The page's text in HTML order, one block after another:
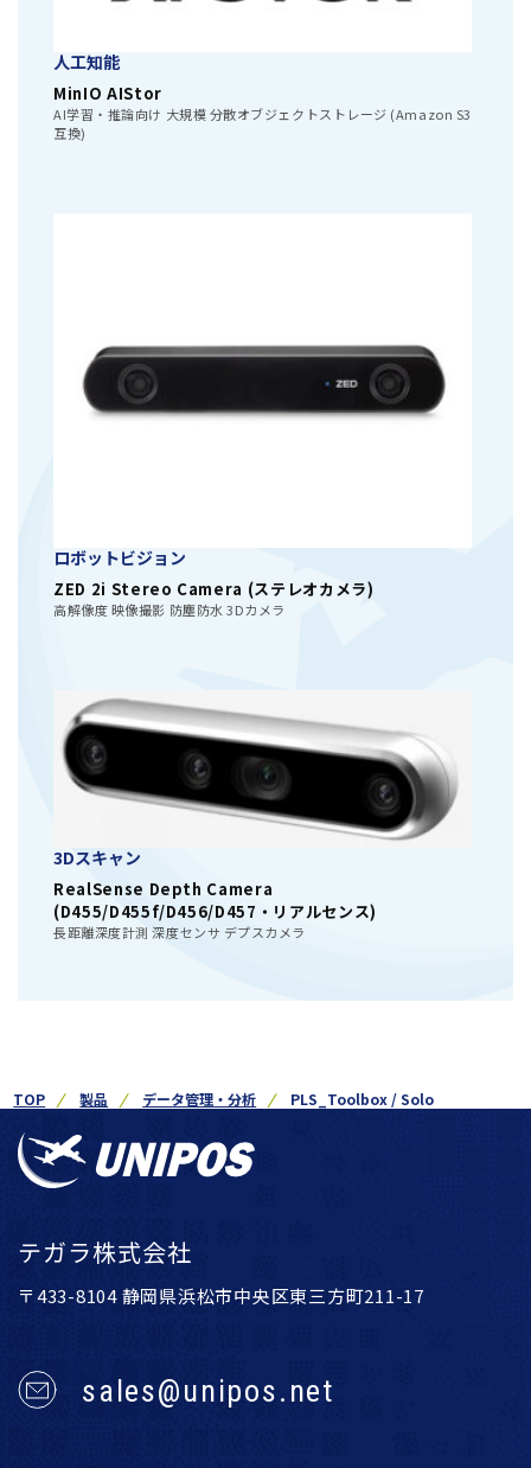
人工知能
MinIO AIStor
AI学習・推論向け 大規模 分散オブジェクトストレージ (Amazon S3
互換)
ロボットビジョン
ZED 2i Stereo Camera (ステレオカメラ)
高解像度 映像撮影 防塵防水 3Dカメラ
3Dスキャン
RealSense Depth Camera
(D455/D455f/D456/D457・リアルセンス)
長距離深度計測 深度センサ デプスカメラ
TOP 製品 データ管理・分析 PLS_Toolbox / Solo
テガラ株式会社
〒433-8104 静岡県浜松市中央区東三方町211-17
sales@unipos.net